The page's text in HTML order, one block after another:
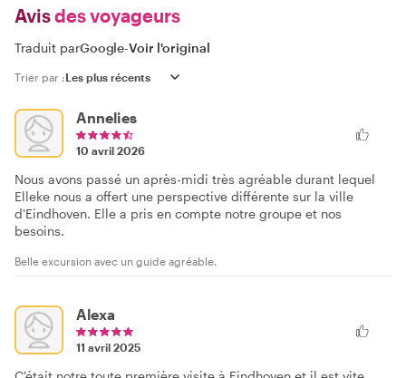
Avisdes voyageurs
Traduit parGoogle-Voir l'original
Trier par :
Annelies
10 avril 2026
Nous avons passé un après-midi très agréable durant lequel
Elleke nous a offert une perspective différente sur la ville
d'Eindhoven. Elle a pris en compte notre groupe et nos
besoins.
Belle excursion avec un guide agréable.
Alexa
11 avril 2025